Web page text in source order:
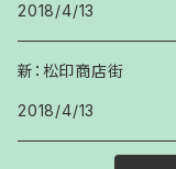
2010
2018/4/13
新：松印商店街
2018/4/13